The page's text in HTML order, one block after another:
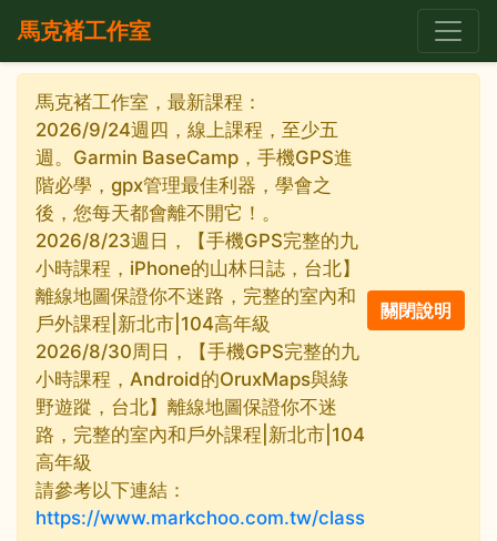
馬克褚工作室
馬克褚工作室，最新課程：
2026/9/24週四，線上課程，至少五
週。Garmin BaseCamp，手機GPS進
階必學，gpx管理最佳利器，學會之
後，您每天都會離不開它！。
2026/8/23週日，【手機GPS完整的九
小時課程，iPhone的山林日誌，台北】
離線地圖保證你不迷路，完整的室內和
戶外課程|新北市|104高年級
2026/8/30周日，【手機GPS完整的九
小時課程，Android的OruxMaps與綠
野遊蹤，台北】離線地圖保證你不迷
路，完整的室內和戶外課程|新北市|104
高年級
請參考以下連結：
https://www.markchoo.com.tw/class